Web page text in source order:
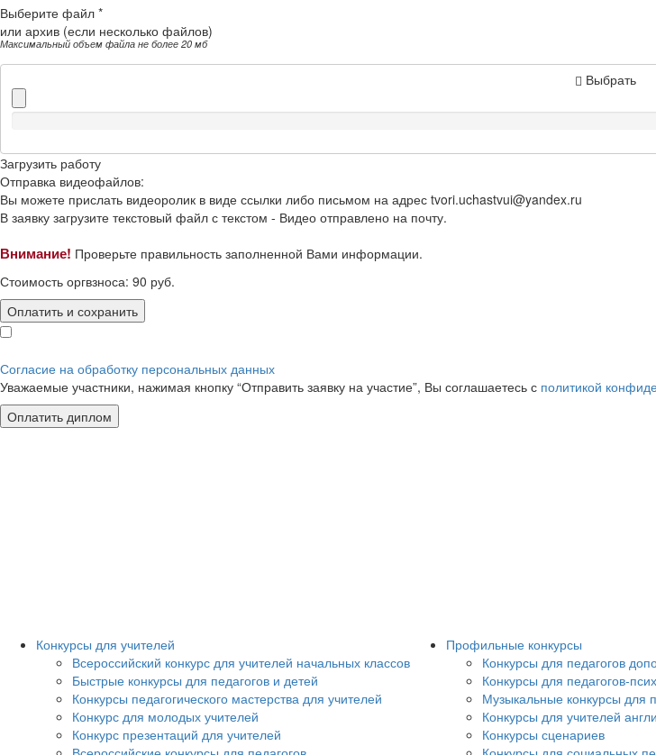
Выберите файл *
или архив (если несколько файлов)
Максимальный объем файла не более 20 мб
Выбрать
Загрузить работу
Отправка видеофайлов:
Вы можете прислать видеоролик в виде ссылки либо письмом на адрес tvori.uchastvui@yandex.ru
В заявку загрузите текстовый файл с текстом - Видео отправлено на почту.
Внимание! Проверьте правильность заполненной Вами информации.
Стоимость оргвзноса: 90 руб.
Оплатить и сохранить
Согласие на обработку персональных данных
Уважаемые участники, нажимая кнопку “Отправить заявку на участие”, Вы соглашаетесь с политикой
Конкурсы для учителей
Всероссийский конкурс для учителей начальных классов
Быстрые конкурсы для педагогов и детей
Конкурсы педагогического мастерства для учителей
Конкурс для молодых учителей
Конкурс презентаций для учителей
Профильные конкурсы
Конкурсы для педагогов
Конкурсы для педагогов-
Музыкальные конкурсы для
Конкурсы для учителей
Конкурсы сценариев